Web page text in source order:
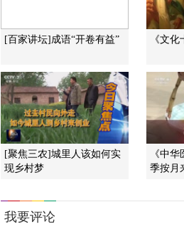
[百家讲坛]成语“开卷有益” 《文
[聚焦三农]城里人该如何实
现乡村梦
《中
季按月